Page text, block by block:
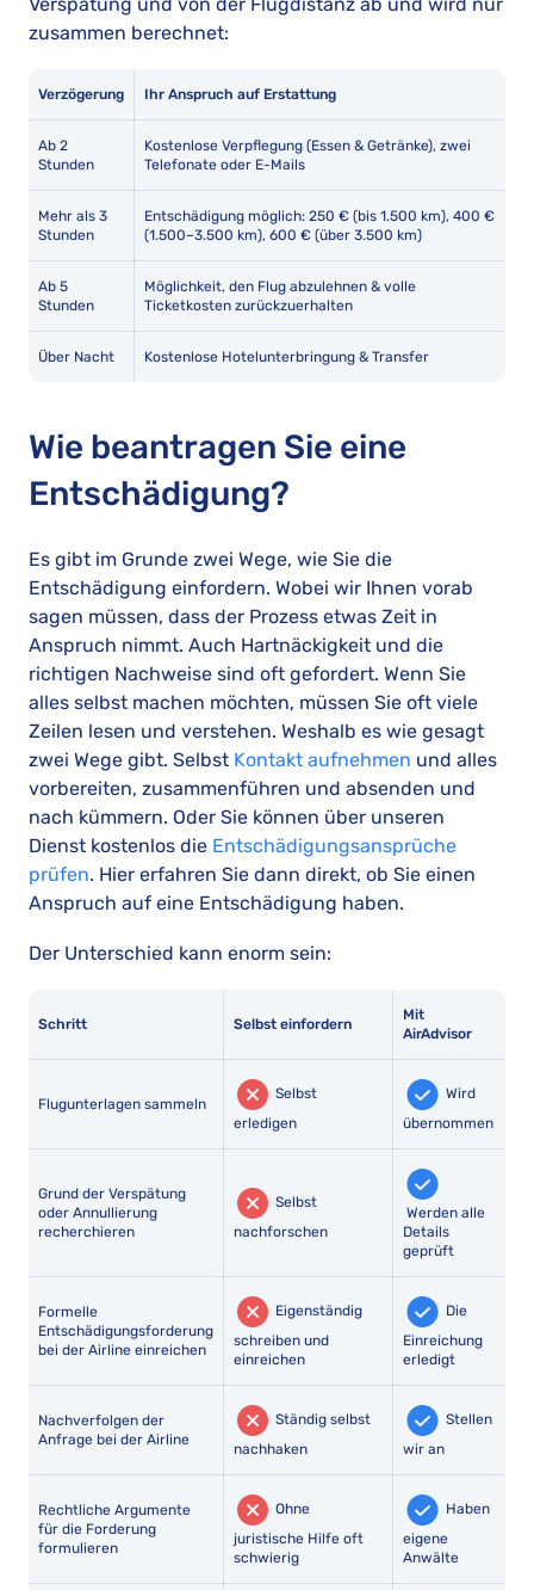
zusammen berechnet:
Verzögerung Ihr Anspruch auf Erstattung
Ab 2
Stunden
Kostenlose Verpflegung (Essen & Getränke), zwei
Telefonate oder E-Mails
Mehr als 3
Stunden
Entschädigung möglich: 250 € (bis 1.500 km), 400 €
(1.500–3.500 km), 600 € (über 3.500 km)
Ab 5
Stunden
Möglichkeit, den Flug abzulehnen & volle
Ticketkosten zurückzuerhalten
Über Nacht Kostenlose Hotelunterbringung & Transfer
Wie beantragen Sie eine
Entschädigung?
Es gibt im Grunde zwei Wege, wie Sie die
Entschädigung einfordern. Wobei wir Ihnen vorab
sagen müssen, dass der Prozess etwas Zeit in
Anspruch nimmt. Auch Hartnäckigkeit und die
richtigen Nachweise sind oft gefordert. Wenn Sie
alles selbst machen möchten, müssen Sie oft viele
Zeilen lesen und verstehen. Weshalb es wie gesagt
zwei Wege gibt. Selbst Kontakt aufnehmen und alles
vorbereiten, zusammenführen und absenden und
nach kümmern. Oder Sie können über unseren
Dienst kostenlos die Entschädigungsansprüche
prüfen. Hier erfahren Sie dann direkt, ob Sie einen
Anspruch auf eine Entschädigung haben.
Der Unterschied kann enorm sein:
Schritt Selbst einfordern
Mit
AirAdvisor
Flugunterlagen sammeln
Selbst
erledigen
Wird
übernommen
Grund der Verspätung
oder Annullierung
recherchieren
Selbst
nachforschen
Werden alle
Details
geprüft
Formelle
Entschädigungsforderung
bei der Airline einreichen
Eigenständig
schreiben und
einreichen
Die
Einreichung
erledigt
Nachverfolgen der
Anfrage bei der Airline
Ständig selbst
nachhaken
Stellen
wir an
Rechtliche Argumente
für die Forderung
formulieren
Ohne
juristische Hilfe oft
schwierig
Haben
eigene
Anwälte